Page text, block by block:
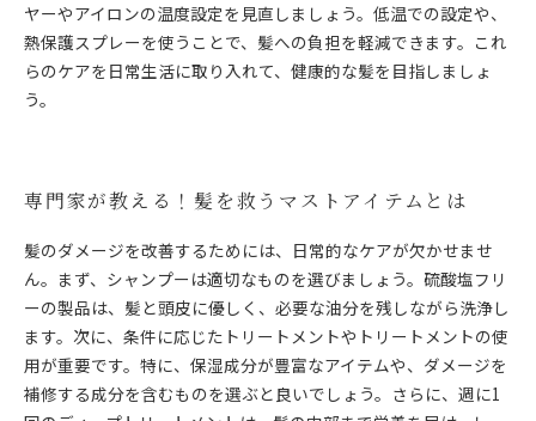
ヤーやアイロンの温度設定を見直しましょう。低温での設定や、
熱保護スプレーを使うことで、髪への負担を軽減できます。これ
らのケアを日常生活に取り入れて、健康的な髪を目指しましょ
う。
専門家が教える！髪を救うマストアイテムとは
髪のダメージを改善するためには、日常的なケアが欠かせませ
ん。まず、シャンプーは適切なものを選びましょう。硫酸塩フリ
ーの製品は、髪と頭皮に優しく、必要な油分を残しながら洗浄し
ます。次に、条件に応じたトリートメントやトリートメントの使
用が重要です。特に、保湿成分が豊富なアイテムや、ダメージを
補修する成分を含むものを選ぶと良いでしょう。さらに、週に1